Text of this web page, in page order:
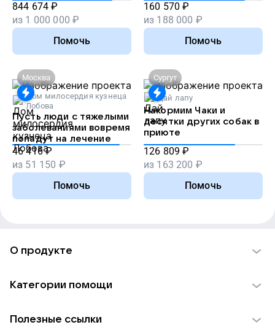
844 674 ₽
из 1 000 000 ₽
Помочь
160 570 ₽
из 188 000 ₽
Помочь
Москва
Дом милосердия кузнеца
Лобова
Пусть люди с тяжелыми
заболеваниями вовремя
попадут на лечение
46 416 ₽
из 51 150 ₽
Помочь
Сургут
Дай лапу
Накормим Чаки и
десятки других собак в
приюте
126 809 ₽
из 163 200 ₽
Помочь
О продукте
Использование материалов
Категории помощи
Полезные ссылки